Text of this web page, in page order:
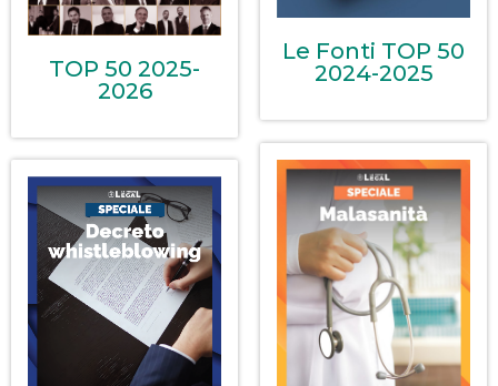
TOP 50 2025-
2026
Le Fonti TOP 50
2024-2025